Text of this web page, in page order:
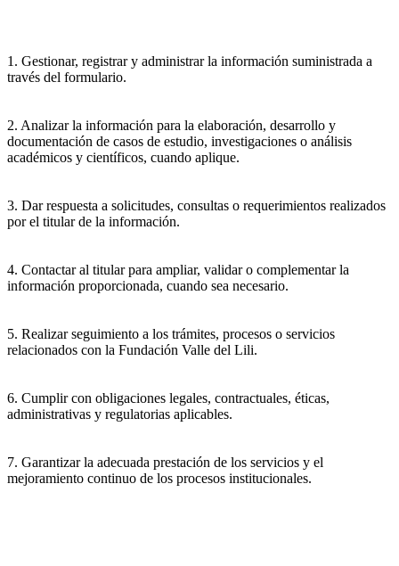
1. Gestionar, registrar y administrar la información suministrada a
través del formulario.
2. Analizar la información para la elaboración, desarrollo y
documentación de casos de estudio, investigaciones o análisis
académicos y científicos, cuando aplique.
3. Dar respuesta a solicitudes, consultas o requerimientos realizados
por el titular de la información.
4. Contactar al titular para ampliar, validar o complementar la
información proporcionada, cuando sea necesario.
5. Realizar seguimiento a los trámites, procesos o servicios
relacionados con la Fundación Valle del Lili.
6. Cumplir con obligaciones legales, contractuales, éticas,
administrativas y regulatorias aplicables.
7. Garantizar la adecuada prestación de los servicios y el
mejoramiento continuo de los procesos institucionales.